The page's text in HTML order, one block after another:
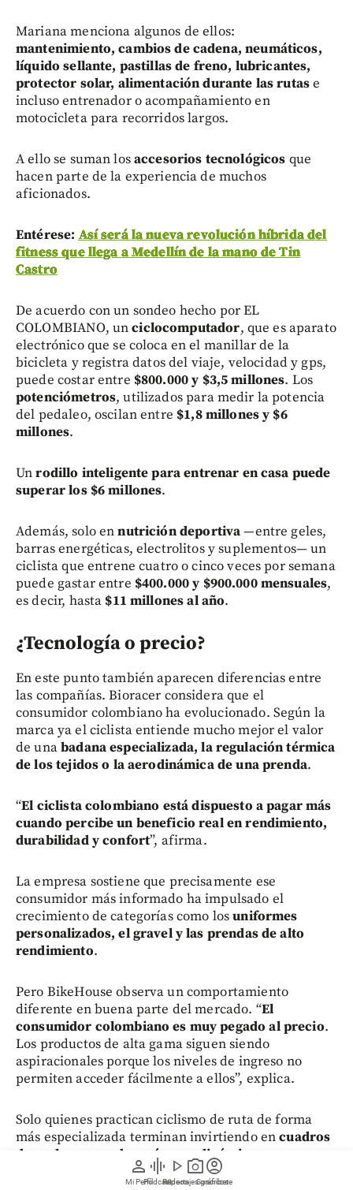
person
Mi Perfil
graphic_eq
Pódcast
play_arrow
Videos
photo_camera
Reportajes gráficos
account_circle
Suscríbete
Mariana menciona algunos de ellos:
mantenimiento, cambios de cadena, neumáticos,
líquido sellante, pastillas de freno, lubricantes,
protector solar, alimentación durante las rutase
incluso entrenador o acompañamiento en
motocicleta para recorridos largos.
A ello se suman losaccesorios tecnológicos que
hacen parte de la experiencia de muchos
aficionados.
Entérese: Así será la nueva revolución híbrida del
fitness que llega a Medellín de la mano de Tin
Castro
De acuerdo con un sondeo hecho por EL
COLOMBIANO, unciclocomputador, que es aparato
electrónico que se coloca en el manillar de la
bicicleta y registra datos del viaje, velocidad y gps,
puede costar entre $800.000 y $3,5 millones. Los
potenciómetros, utilizados para medir la potencia
del pedaleo, oscilan entre $1,8 millones y $6
millones.
Unrodillo inteligente para entrenar en casa puede
superar los $6 millones.
Además, solo ennutrición deportiva—entre geles,
barras energéticas, electrolitos y suplementos— un
ciclista que entrene cuatro o cinco veces por semana
puede gastar entre $400.000 y $900.000 mensuales,
es decir, hasta $11 millones al año.
¿Tecnología o precio?
En este punto también aparecen diferencias entre
las compañías. Bioracer considera que el
consumidor colombiano ha evolucionado. Según la
marca ya el ciclista entiende mucho mejor el valor
de unabadana especializada, la regulación térmica
de los tejidos o la aerodinámica de una prenda.
“El ciclista colombiano está dispuesto a pagar más
cuando percibe un beneficio real en rendimiento,
durabilidad y confort”, afirma.
La empresa sostiene que precisamente ese
consumidor más informado ha impulsado el
crecimiento de categorías como losuniformes
personalizados, el gravel y las prendas de alto
rendimiento.
Pero BikeHouse observa un comportamiento
diferente en buena parte del mercado. “El
consumidor colombiano es muy pegado al precio.
Los productos de alta gama siguen siendo
aspiracionales porque los niveles de ingreso no
permiten acceder fácilmente a ellos”, explica.
Solo quienes practican ciclismo de ruta de forma
más especializada terminan invirtiendo encuadros
de carbono, ruedas más aerodinámicas o
componentes de última generación